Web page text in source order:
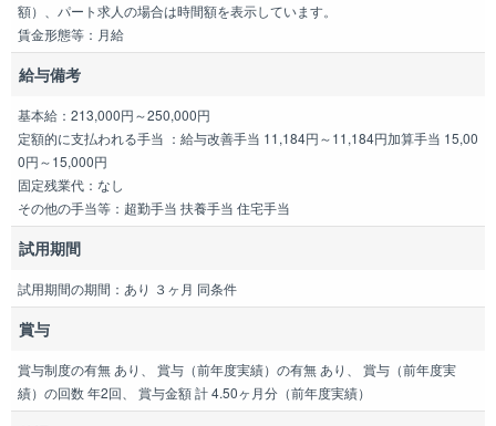
額）、パート求人の場合は時間額を表示しています。
賃金形態等：月給
給与備考
基本給：213,000円～250,000円
定額的に支払われる手当 ：給与改善手当 11,184円～11,184円加算手当 15,00
0円～15,000円
固定残業代：なし
その他の手当等：超勤手当 扶養手当 住宅手当
試用期間
試用期間の期間：あり ３ヶ月 同条件
賞与
賞与制度の有無 あり、 賞与（前年度実績）の有無 あり、 賞与（前年度実
績）の回数 年2回、 賞与金額 計 4.50ヶ月分（前年度実績）